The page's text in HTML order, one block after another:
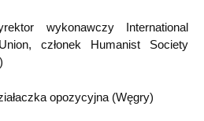
wykonawczy International
członek Humanist Society
opozycyjna (Węgry)